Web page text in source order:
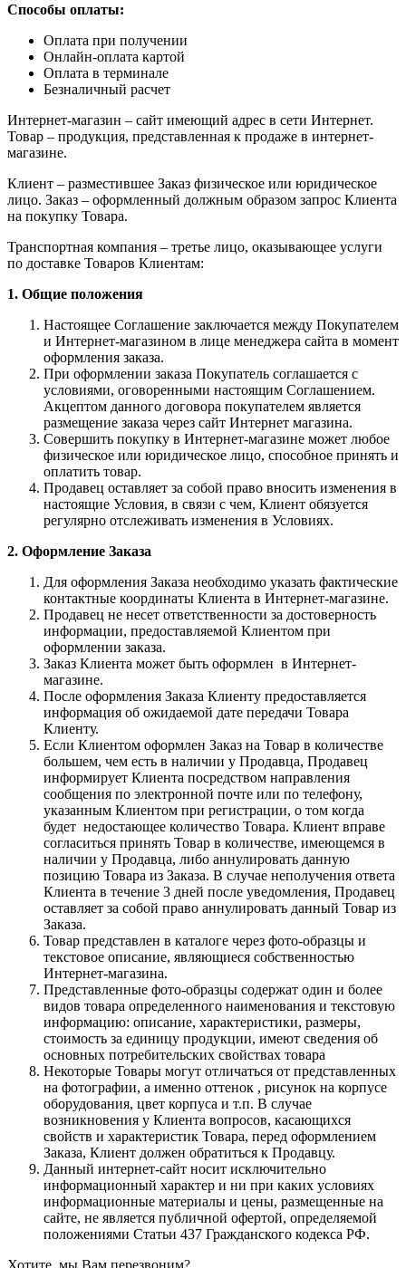
Способы оплаты:
Оплата при получении
Онлайн-оплата картой
Оплата в терминале
Безналичный расчет
Интернет-магазин – сайт имеющий адрес в сети Интернет.
Товар – продукция, представленная к продаже в интернет-
магазине.
Клиент – разместившее Заказ физическое или юридическое
лицо. Заказ – оформленный должным образом запрос Клиента
на покупку Товара.
Транспортная компания – третье лицо, оказывающее услуги
по доставке Товаров Клиентам:
1. Общие положения
Настоящее Соглашение заключается между Покупателем
и Интернет-магазином в лице менеджера сайта в момент
оформления заказа.
При оформлении заказа Покупатель соглашается с
условиями, оговоренными настоящим Соглашением.
Акцептом данного договора покупателем является
размещение заказа через сайт Интернет магазина.
Совершить покупку в Интернет-магазине может любое
физическое или юридическое лицо, способное принять и
оплатить товар.
Продавец оставляет за собой право вносить изменения в
настоящие Условия, в связи с чем, Клиент обязуется
регулярно отслеживать изменения в Условиях.
2. Оформление Заказа
Для оформления Заказа необходимо указать фактические
контактные координаты Клиента в Интернет-магазине.
Продавец не несет ответственности за достоверность
информации, предоставляемой Клиентом при
оформлении заказа.
Заказ Клиента может быть оформлен в Интернет-
магазине.
После оформления Заказа Клиенту предоставляется
информация об ожидаемой дате передачи Товара
Клиенту.
Если Клиентом оформлен Заказ на Товар в количестве
большем, чем есть в наличии у Продавца, Продавец
информирует Клиента посредством направления
сообщения по электронной почте или по телефону,
указанным Клиентом при регистрации, о том когда
будет недостающее количество Товара. Клиент вправе
согласиться принять Товар в количестве, имеющемся в
наличии у Продавца, либо аннулировать данную
позицию Товара из Заказа. В случае неполучения ответа
Клиента в течение 3 дней после уведомления, Продавец
оставляет за собой право аннулировать данный Товар из
Заказа.
Товар представлен в каталоге через фото-образцы и
текстовое описание, являющиеся собственностью
Интернет-магазина.
Представленные фото-образцы содержат один и более
видов товара определенного наименования и текстовую
информацию: описание, характеристики, размеры,
стоимость за единицу продукции, имеют сведения об
основных потребительских свойствах товара
Некоторые Товары могут отличаться от представленных
на фотографии, а именно оттенок , рисунок на корпусе
оборудования, цвет корпуса и т.п. В случае
возникновения у Клиента вопросов, касающихся
свойств и характеристик Товара, перед оформлением
Заказа, Клиент должен обратиться к Продавцу.
Данный интернет-сайт носит исключительно
информационный характер и ни при каких условиях
информационные материалы и цены, размещенные на
сайте, не является публичной офертой, определяемой
положениями Статьи 437 Гражданского кодекса РФ.
Хотите, мы Вам перезвоним?